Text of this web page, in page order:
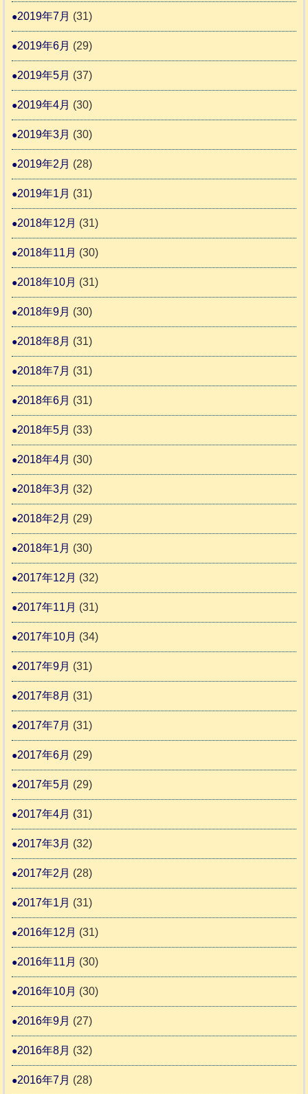
2019年7月 (31)
2019年6月 (29)
2019年5月 (37)
2019年4月 (30)
2019年3月 (30)
2019年2月 (28)
2019年1月 (31)
2018年12月 (31)
2018年11月 (30)
2018年10月 (31)
2018年9月 (30)
2018年8月 (31)
2018年7月 (31)
2018年6月 (31)
2018年5月 (33)
2018年4月 (30)
2018年3月 (32)
2018年2月 (29)
2018年1月 (30)
2017年12月 (32)
2017年11月 (31)
2017年10月 (34)
2017年9月 (31)
2017年8月 (31)
2017年7月 (31)
2017年6月 (29)
2017年5月 (29)
2017年4月 (31)
2017年3月 (32)
2017年2月 (28)
2017年1月 (31)
2016年12月 (31)
2016年11月 (30)
2016年10月 (30)
2016年9月 (27)
2016年8月 (32)
2016年7月 (28)